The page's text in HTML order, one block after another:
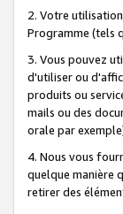
2. Votre
Programme (tels
3. Vous pouvez
d'utiliser ou
produits ou
mails ou des
orale par
4. Nous vous
quelque manière
retirer des